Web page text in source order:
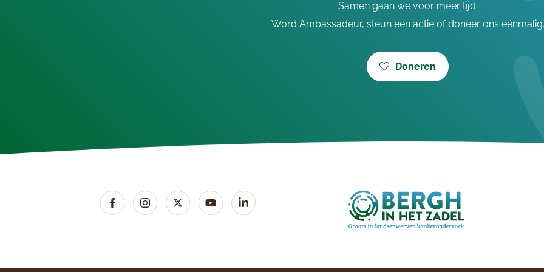
Samen gaan we voor meer tijd.
Word Ambassadeur, steun een actie of doneer ons éénmalig.
Doneren